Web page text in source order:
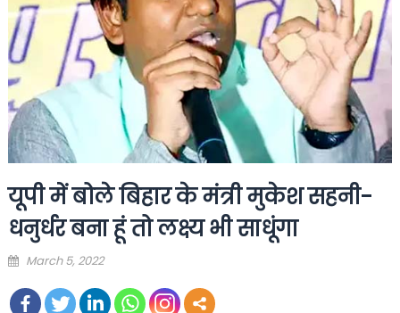
यूपी में बोले बिहार के मंत्री मुकेश सहनी-
धनुर्धर बना हूं तो लक्ष्य भी साधूंगा
Posted
March 5, 2022